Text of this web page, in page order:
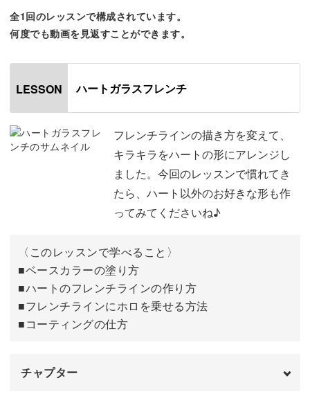
ぜんぶのお爪をハートにしても、普通のガラスフレンチの
よ♪
ぜひ活用してみてくださいね！
全1回のレッスンで構成されています。
何度でも動画を見返すことができます。
LESSON ハートガラスフレンチ
フレンチラインの描き方を変えて、
キラキラをハートの形にアレンジし
ました。今回のレッスンで慣れてき
たら、ハート以外のお好きな形も作
ってみてくださいね♪
〈このレッスンで学べること〉
■ベースカラーの塗り方
■ハートのフレンチラインの作り方
■フレンチラインにホロを乗せる方法
■コーティングの仕方
チャプター